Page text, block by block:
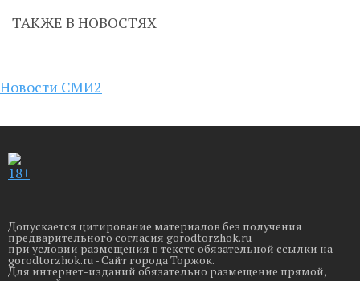
ТАКЖЕ В НОВОСТЯХ
Новости СМИ2
18+
Допускается цитирование материалов без получения
предварительного согласия gorodtorzhok.ru
при условии размещения в тексте обязательной ссылки на
gorodtorzhok.ru - Сайт города Торжок.
Для интернет-изданий обязательно размещение прямой,